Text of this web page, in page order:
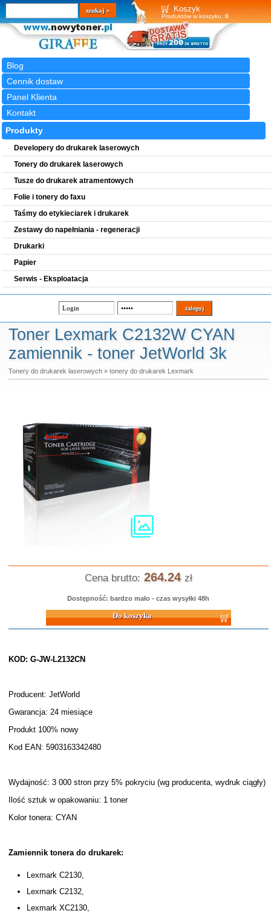
Koszyk
Produktów w koszyku: 0
Blog
Cennik dostaw
Panel Klienta
Kontakt
Wyszukiwarka
szukaj
Produkty
Developery do drukarek laserowych
Tonery do drukarek laserowych
Tusze do drukarek atramentowych
Folie i tonery do faxu
Taśmy do etykieciarek i drukarek
Zestawy do napełniania - regeneracji
Drukarki
Papier
Serwis - Eksploatacja
Toner Lexmark C2132W CYAN
zamiennik - toner JetWorld 3k
Tonery do drukarek laserowych» tonery do drukarek Lexmark
Cena brutto: 264.24 zł
Dostępność: bardzo mało - czas wysyłki 48h
Do koszyka
KOD: G-JW-L2132CN
Producent: JetWorld
Gwarancja: 24 miesiące
Produkt 100% nowy
Kod EAN: 5903163342480
Wydajność: 3 000 stron przy 5% pokryciu (wg producenta, wydruk ciągły)
Ilość sztuk w opakowaniu: 1 toner
Kolor tonera: CYAN
Zamiennik tonera do drukarek:
Lexmark C2130,
Lexmark C2132,
Lexmark XC2130,